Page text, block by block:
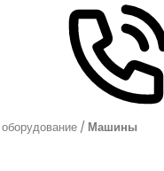
Машины